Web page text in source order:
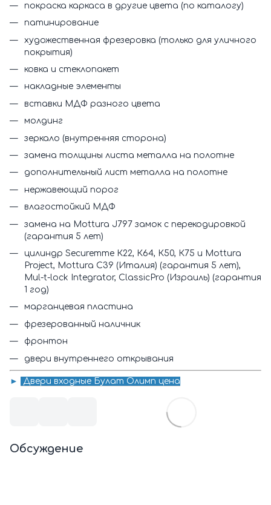
покраска каркаса в другие цвета (по каталогу)
патинирование
художественная фрезеровка (только для уличного
покрытия)
ковка и стеклопакет
накладные элементы
вставки МДФ разного цвета
молдинг
зеркало (внутренняя сторона)
замена толщины листа металла на полотне
дополнительный лист металла на полотне
нержавеющий порог
влагостойкий МДФ
замена на Mottura J797 замок с перекодировкой
(гарантия 5 лет)
цилиндр Securemme К22, К64, К50, К75 и Mottura
Project, Mottura C39 (Италия) (гарантия 5 лет),
Mul-t-lock Integrator, ClassicPro (Израиль) (гарантия
1 год)
марганцевая пластина
фрезерованный наличник
фронтон
двери внутреннего открывания
► Двери входные Булат Олимп цена
Обсуждение